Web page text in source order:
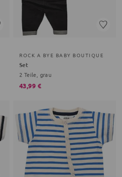
ROCK A BYE BABY BOUTIQUE
Set
2 Teile, grau
43,99 €